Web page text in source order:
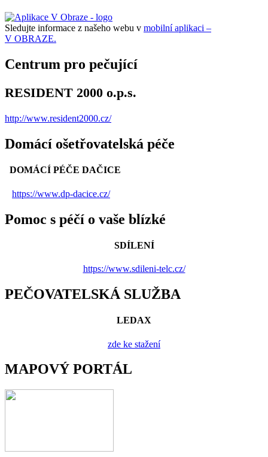
Sledujte informace z našeho webu v mobilní aplikaci –
V OBRAZE.
Centrum pro pečující
RESIDENT 2000 o.p.s.
http://www.resident2000.cz/
Domácí ošetřovatelská péče
DOMÁCÍ PÉČE DAČICE
https://www.dp-dacice.cz/
Pomoc s péčí o vaše blízké
SDÍLENÍ
https://www.sdileni-telc.cz/
PEČOVATELSKÁ SLUŽBA
LEDAX
zde ke stažení
MAPOVÝ PORTÁL